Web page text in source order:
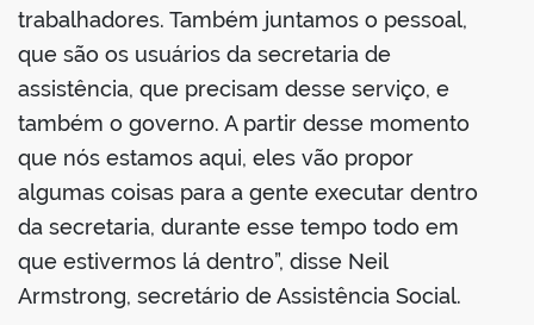
trabalhadores. Também juntamos o pessoal,
que são os usuários da secretaria de
assistência, que precisam desse serviço, e
também o governo. A partir desse momento
que nós estamos aqui, eles vão propor
algumas coisas para a gente executar dentro
da secretaria, durante esse tempo todo em
que estivermos lá dentro”, disse Neil
Armstrong, secretário de Assistência Social.